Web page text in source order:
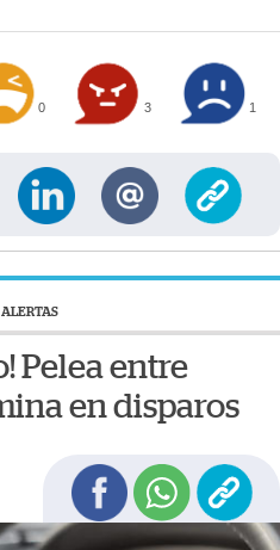
0 3 1
ALERTAS
Pelea entre
en disparos